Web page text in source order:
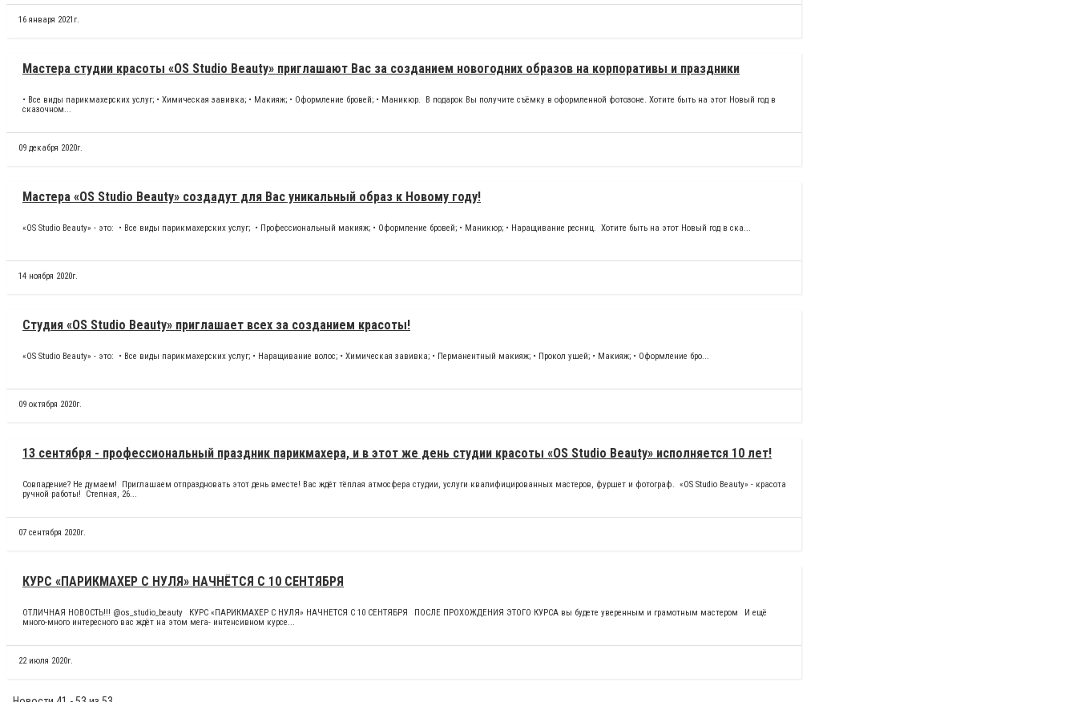
16 января 2021г.
Мастера студии красоты «OS Studio Beauty» приглашают Вас за созданием новогодних образов на корпоративы и праздники
• Все виды парикмахерских услуг; • Химическая завивка; • Макияж; • Оформление бровей; • Маникюр. В подарок Вы получите съёмку в оформленной фотозоне. Хотите быть на этот Новый год в
сказочном...
09 декабря 2020г.
Мастера «OS Studio Beauty» создадут для Вас уникальный образ к Новому году!
«OS Studio Beauty» - это: • Все виды парикмахерских услуг; • Профессиональный макияж; • Оформление бровей; • Маникюр; • Наращивание ресниц. Хотите быть на этот Новый год в ска...
14 ноября 2020г.
Студия «OS Studio Beauty» приглашает всех за созданием красоты!
«OS Studio Beauty» - это: • Все виды парикмахерских услуг; • Наращивание волос; • Химическая завивка; • Перманентный макияж; • Прокол ушей; • Макияж; • Оформление бро...
09 октября 2020г.
13 сентября - профессиональный праздник парикмахера, и в этот же день студии красоты «OS Studio Beauty» исполняется 10 лет!
Совпадение? Не думаем! Приглашаем отпраздновать этот день вместе! Вас ждёт тёплая атмосфера студии, услуги квалифицированных мастеров, фуршет и фотограф. «OS Studio Beauty» - красота
ручной работы! Степная, 26...
07 сентября 2020г.
КУРС «ПАРИКМАХЕР С НУЛЯ» НАЧНЁТСЯ С 10 СЕНТЯБРЯ️
ОТЛИЧНАЯ НОВОСТЬ!!! @os_studio_beauty⠀КУРС «ПАРИКМАХЕР С НУЛЯ» НАЧНЁТСЯ С 10 СЕНТЯБРЯ️⠀ПОСЛЕ ПРОХОЖДЕНИЯ ЭТОГО КУРСА вы будете уверенным и грамотным мастером⠀И ещё
много-много интересного вас ждёт на этом мега- интенсивном курсе...
22 июля 2020г.